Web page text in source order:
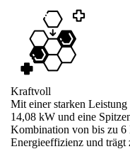
Kraftvoll
Mit einer starken
14,08 kW und eine
Kombination von bis zu 6
Energieeffizienz und trägt